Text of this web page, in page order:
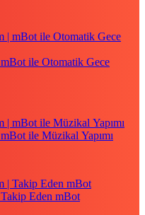
ile Otomatik Gece
ile Müzikal Yapımı
Eden mBot